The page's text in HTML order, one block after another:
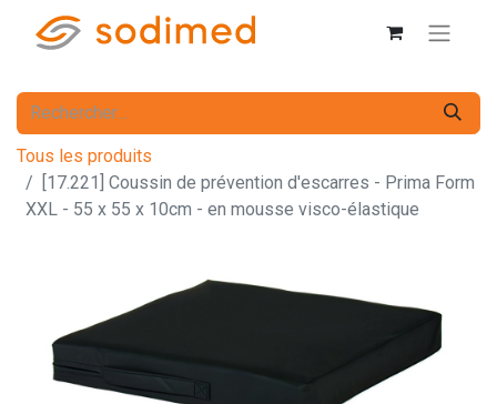
Tous les produits
[17.221] Coussin de prévention d'escarres - Prima Form
XXL - 55 x 55 x 10cm - en mousse visco-élastique